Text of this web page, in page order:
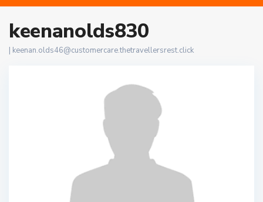
keenanolds830
keenan.olds46@customercare.thetravellersrest.click